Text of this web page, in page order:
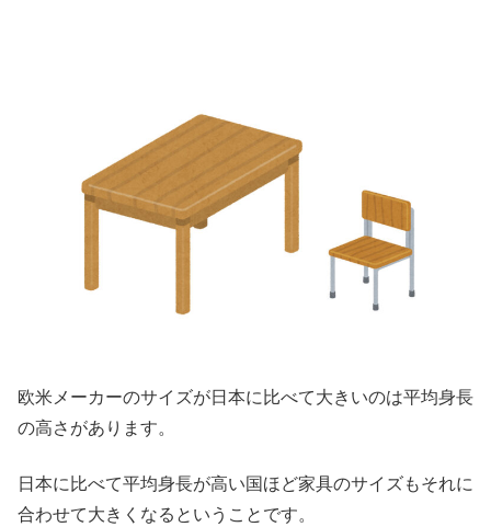
欧米メーカーのサイズが日本に比べて大きいのは平均身長
の高さがあります。
日本に比べて平均身長が高い国ほど家具のサイズもそれに
合わせて大きくなるということです。